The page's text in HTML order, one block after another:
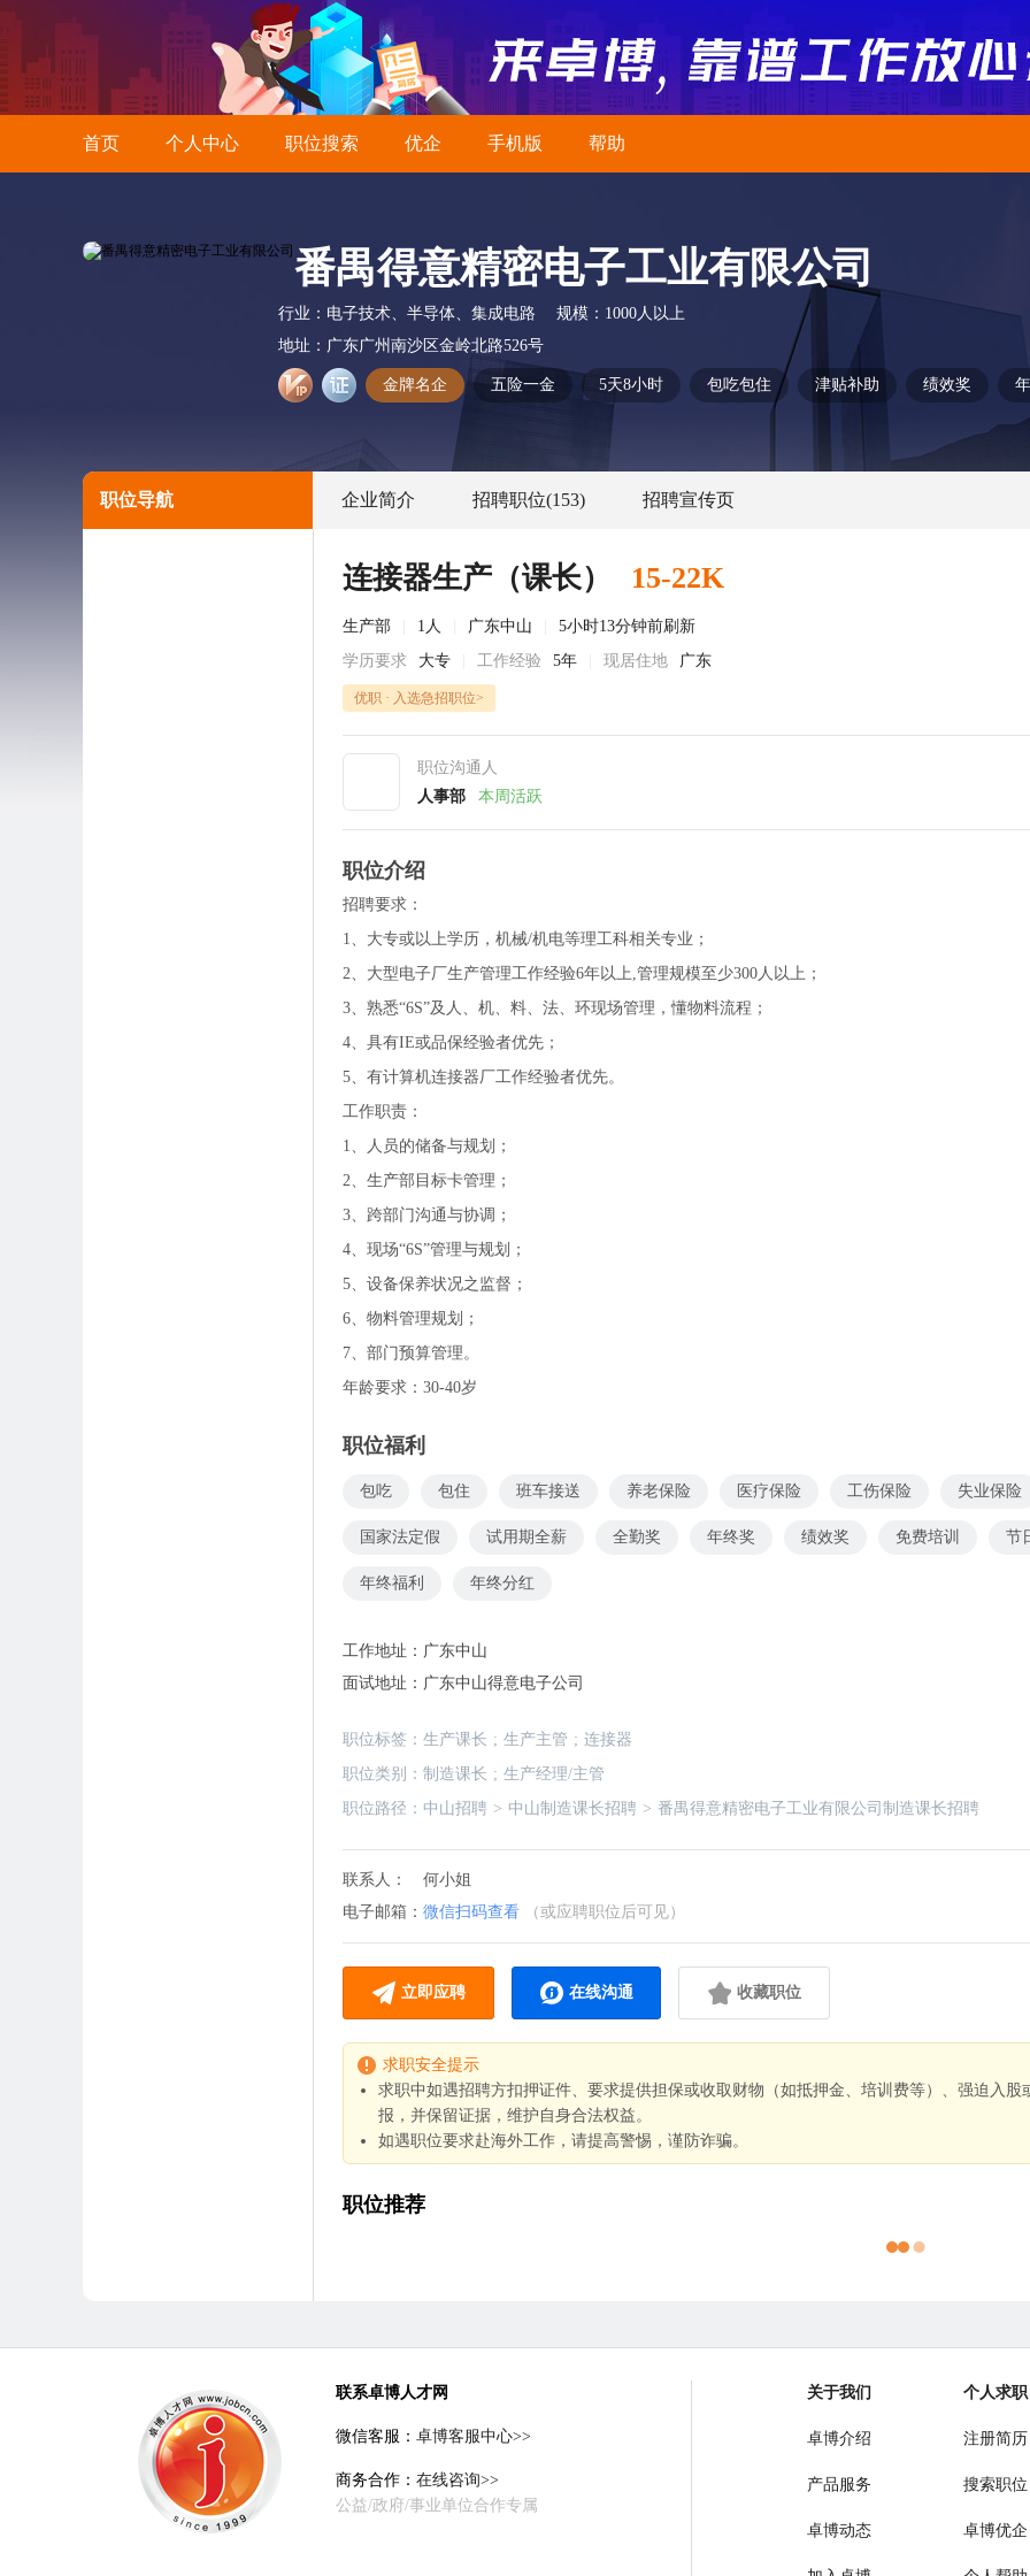
首页 个人中心 职位搜索 优企 手机版 帮助
番禺得意精密电子工业有限公司
行业： 电子技术、半导体、集成电路 规模： 1000人以上
地址： 广东广州南沙区金岭北路526号
金牌名企 五险一金 5天8小时 包吃包住 津贴补助 绩效奖
职位导航 企业简介 招聘职位(153) 招聘宣传页
连接器生产（课长） 15-22K
生产部 1人 广东中山
5小时13分钟前刷新
学历要求
大专 工作经验 5年 现居住地 广东
优职 · 入选急招职位>
职位沟通人
人事部
本周活跃
职位介绍
招聘要求：
1、大专或以上学历，机械/机电等理工科相关专业；
2、大型电子厂生产管理工作经验6年以上,管理规模至少300人以上；
3、熟悉“6S”及人、机、料、法、环现场管理，懂物料流程；
4、具有IE或品保经验者优先；
5、有计算机连接器厂工作经验者优先。
工作职责：
1、人员的储备与规划；
2、生产部目标卡管理；
3、跨部门沟通与协调；
4、现场“6S”管理与规划；
5、设备保养状况之监督；
6、物料管理规划；
7、部门预算管理。
年龄要求：30-40岁
职位福利
包吃 包住 班车接送 养老保险 医疗保险 工伤保险 失业保险
国家法定假 试用期全薪 全勤奖 年终奖 绩效奖 免费培训 节
年终福利 年终分红
工作地址： 广东中山
面试地址： 广东中山得意电子公司
职位标签： 生产课长 ; 生产主管 ; 连接器
职位类别： 制造课长 ; 生产经理/主管
职位路径： 中山招聘 > 中山制造课长招聘 > 番禺得意精密电子工业有限公司制造课长招聘
联系人：
何小姐
电子邮箱： 微信扫码查看 （或应聘职位后可见）
立即应聘 在线沟通 收藏职位
求职安全提示
求职中如遇招聘方扣押证件、要求提供担保或收取财物（如抵押金、培训费等）、强迫入
报，并保留证据，维护自身合法权益。
如遇职位要求赴海外工作，请提高警惕，谨防诈骗。
职位推荐
联系卓博人才网
微信客服： 卓博客服中心>>
商务合作： 在线咨询>>
公益/政府/事业单位合作专属
关于我们
卓博介绍
产品服务
卓博动态
个人求职
注册简历
搜索职位
卓博优企